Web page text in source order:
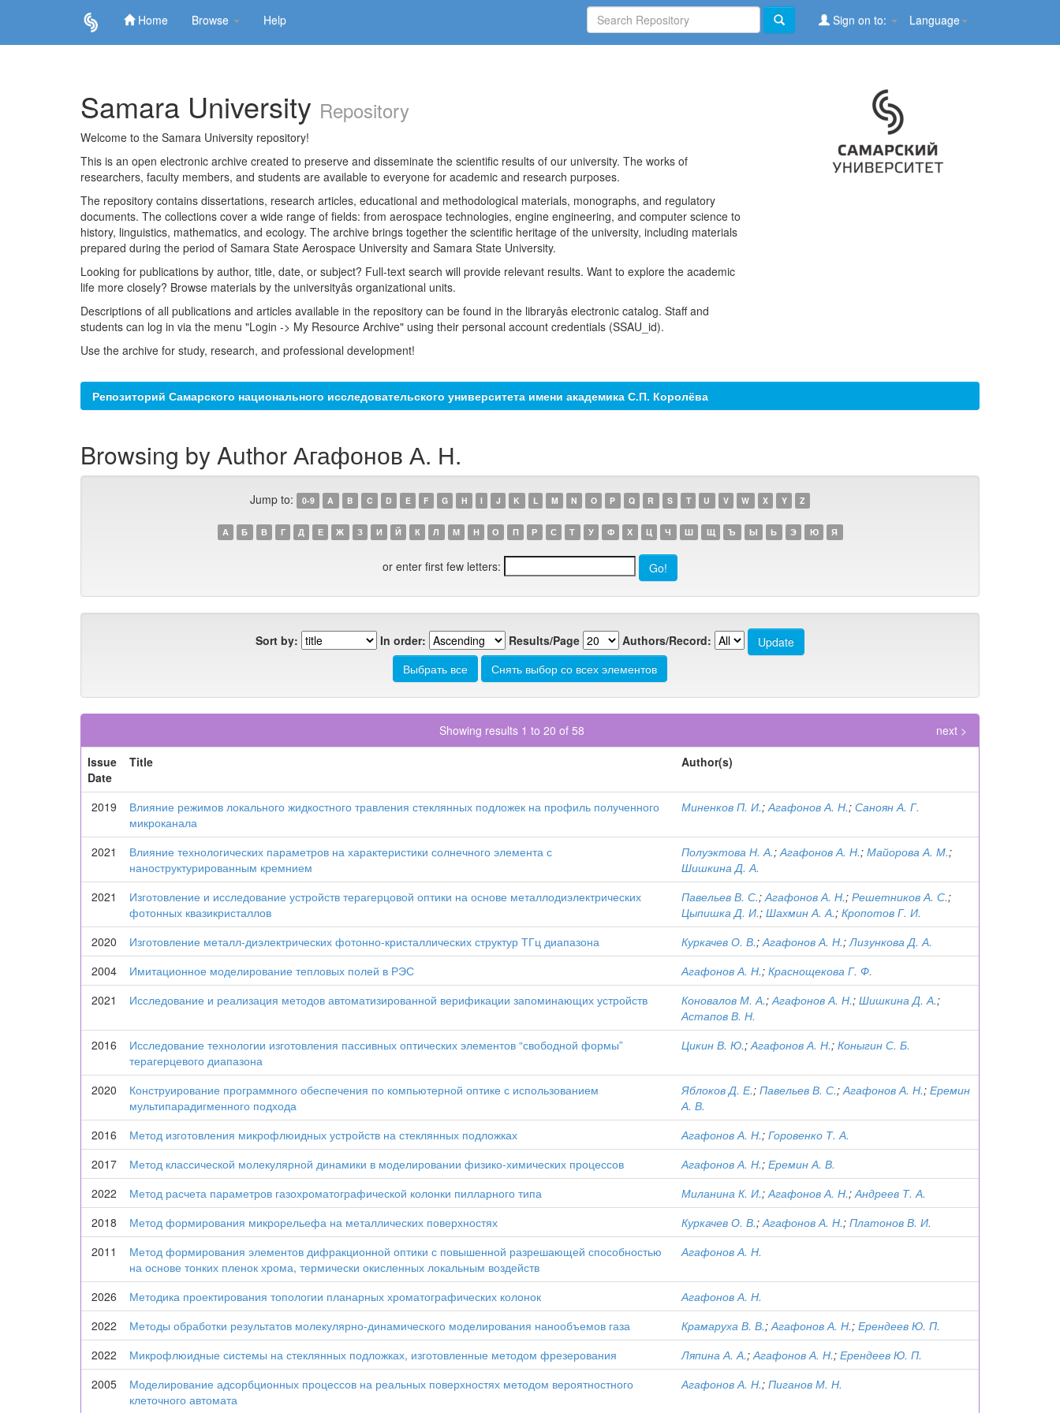
Home Browse Help Language
Sign on to:
Samara University Repository
Welcome to the Samara University repository!
This is an open electronic archive created to preserve and disseminate the scientific results of our university. The works of
researchers, faculty members, and students are available to everyone for academic and research purposes.
The repository contains dissertations, research articles, educational and methodological materials, monographs, and regulatory
documents. The collections cover a wide range of fields: from aerospace technologies, engine engineering, and computer science to
history, linguistics, mathematics, and ecology. The archive brings together the scientific heritage of the university, including materials
prepared during the period of Samara State Aerospace University and Samara State University.
Looking for publications by author, title, date, or subject? Full-text search will provide relevant results. Want to explore the academic
life more closely? Browse materials by the universityâs organizational units.
Descriptions of all publications and articles available in the repository can be found in the libraryâs electronic catalog. Staff and
students can log in via the menu "Login -> My Resource Archive" using their personal account credentials (SSAU_id).
Use the archive for study, research, and professional development!
Репозиторий Самарского национального исследовательского университета имени академика С.П. Королёва
Browsing by Author Агафонов А. Н.
Jump to: 0-9 A B C D E F G H I J K L M N O P Q R S T U V W X Y Z
А Б В Г Д Е Ж З И Й К Л М Н О П Р С Т У Ф Х Ц Ч Ш Щ Ъ Ы Ь Э Ю Я
or enter first few letters:
Sort by: In order: Results/Page Authors/Record:
Showing results 1 to 20 of 58
next >
Issue
Date
Title Author(s)
2019
Влияние режимов локального жидкостного травления стеклянных подложек на профиль полученного
микроканала
Миненков П. И.;Агафонов А. Н.; Саноян А. Г.
2021
Влияние технологических параметров на характеристики солнечного элемента с
наноструктурированным кремнием
Полуэктова Н. А.;Агафонов А. Н.; Майорова А. М.;
Шишкина Д. А.
2021
Изготовление и исследование устройств терагерцовой оптики на основе металлодиэлектрических
фотонных квазикристаллов
Павельев В. С.;Агафонов А. Н.; Решетников А. С.;
Цыпишка Д. И.; Шахмин А. А.; Кропотов Г. И.
2020
Изготовление металл-диэлектрических фотонно-кристаллических структур ТГц диапазона Куркачев О. В.;Агафонов А. Н.;Лизункова Д. А.
2004
Имитационное моделирование тепловых полей в РЭС Агафонов А. Н.; Краснощекова Г. Ф.
2021
Исследование и реализация методов автоматизированной верификации запоминающих устройств Коновалов М. А.;Агафонов А. Н.; Шишкина Д. А.;
Астапов В. Н.
2016
Исследование технологии изготовления пассивных оптических элементов “свободной формы”
терагерцевого диапазона
Цикин В. Ю.;Агафонов А. Н.; Коныгин С. Б.
2020
Конструирование программного обеспечения по компьютерной оптике с использованием
мультипарадигменного подхода
Яблоков Д. Е.; Павельев В. С.;Агафонов А. Н.; Еремин
А. В.
2016
Метод изготовления микрофлюидных устройств на стеклянных подложках Агафонов А. Н.; Горовенко Т. А.
2017
Метод классической молекулярной динамики в моделировании физико-химических процессов Агафонов А. Н.; Еремин А. В.
2022
Метод расчета параметров газохроматографической колонки пилларного типа Миланина К. И.;Агафонов А. Н.;Андреев Т. А.
2018
Метод формирования микрорельефа на металлических поверхностях Куркачев О. В.;Агафонов А. Н.; Платонов В. И.
2011
Метод формирования элементов дифракционной оптики с повышенной разрешающей способностью
на основе тонких пленок хрома, термически окисленных локальным воздейств
Агафонов А. Н.
2026 Методика проектирования топологии планарных хроматографических колонок
Агафонов А. Н.
2022
Методы обработки результатов молекулярно-динамического моделирования нанообъемов газа Крамаруха В. В.;Агафонов А. Н.; Ерендеев Ю. П.
2022
Микрофлюидные системы на стеклянных подложках, изготовленные методом фрезерования Ляпина А. А.;Агафонов А. Н.; Ерендеев Ю. П.
2005
Моделирование адсорбционных процессов на реальных поверхностях методом вероятностного
клеточного автомата
Агафонов А. Н.; Пиганов М. Н.